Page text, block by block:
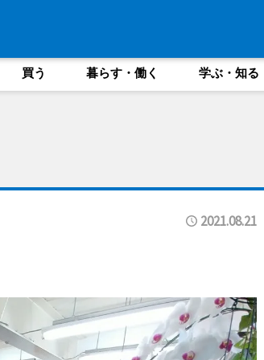
買う 暮らす・働く 学ぶ・知る
2021.08.21